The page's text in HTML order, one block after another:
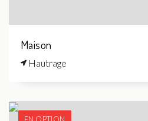
Maison
Hautrage